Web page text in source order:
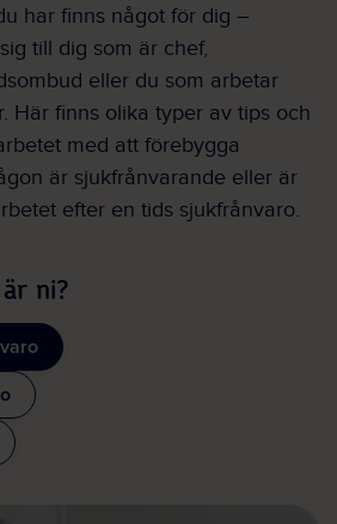
har finns något för dig –
till dig som är chef,
eller du som arbetar
Här finns olika typer av tips och
med att förebygga
är sjukfrånvarande eller är
efter en tids sjukfrånvaro.
ni?